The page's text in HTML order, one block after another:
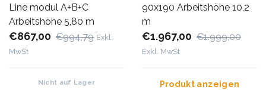
Line modul A+B+C
Arbeitshöhe 5,80 m
€867,00 €994,79 Exkl.
MwSt
Nicht auf Lager
90x190 Arbeitshöhe 10,2
m
€1.967,00 €1.999,00
Exkl. MwSt
Produkt anzeigen